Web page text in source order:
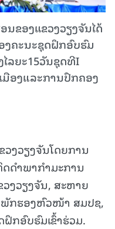
ຂອງແຂວງວຽງຈັນໄດ້
ຄະນະຊຸດຝຶກອົບຮົມ
ລຍະ15ວັນຊຸດທີI
ມືອງແລະການປົກຄອງ
ງວຽງຈັນໂດຍການ
ດຳພາກຳມະການ
ງວຽງຈັນ, ສະຫາຍ
ພັກຮອງຫົວໜ້າ ສມປຊ,
ກອົບຮົມເຂົ້າຮ່ວມ.